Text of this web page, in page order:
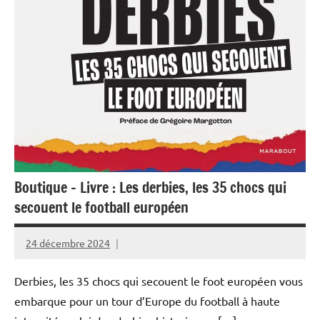
Boutique – Livre : Les derbies, les 35 chocs qui
secouent le football européen
24 décembre 2024
Rédaction
Derbies, les 35 chocs qui secouent le foot européen vous
embarque pour un tour d’Europe du football à haute